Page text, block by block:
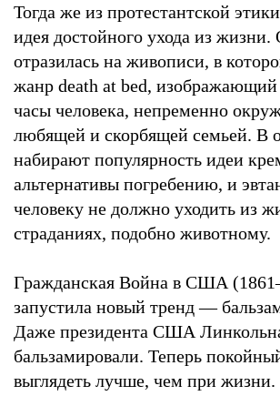
Тогда же из протестантской
идея достойного ухода из жизни.
отразилась на живописи, в
жанр death at bed, изображающий
часы человека, непременно
любящей и скорбящей семьей. В
набирают популярность идеи
альтернативы погребению, и
человеку не должно уходить из
страданиях, подобно животному.
Гражданская Война в США
запустила новый тренд —
Даже президента США
бальзамировали. Теперь
выглядеть лучше, чем при